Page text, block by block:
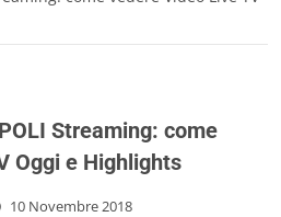
Streaming: come
Oggi e Highlights
10 Novembre 2018